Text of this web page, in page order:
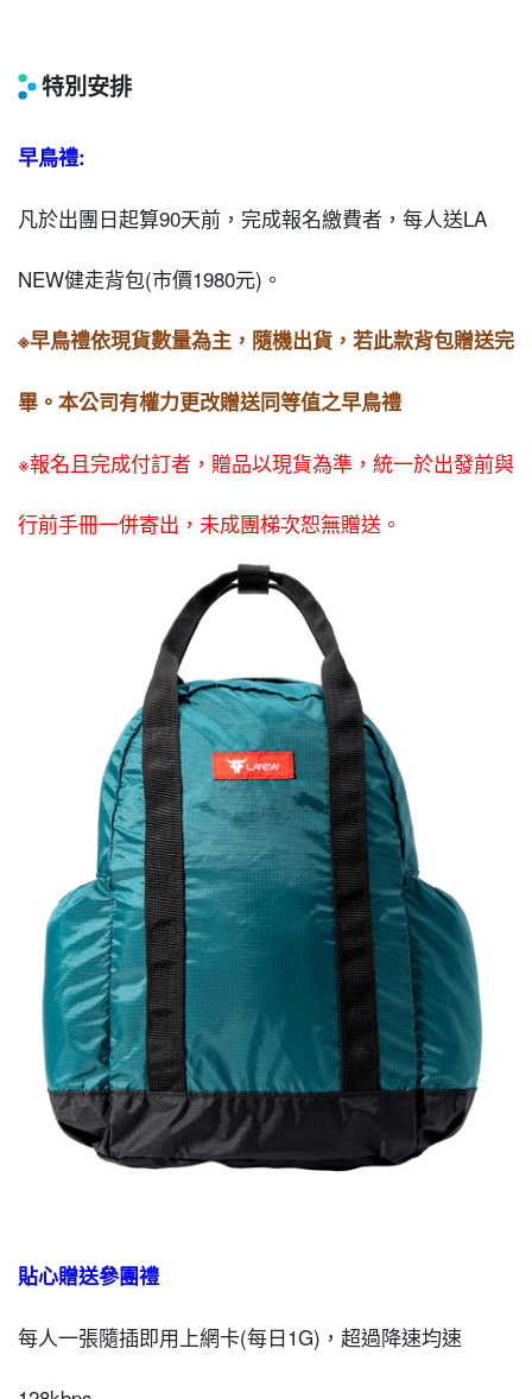
特別安排
早鳥禮:
凡於出團日起算90天前，完成報名繳費者，每人送LA
NEW健走背包(市價1980元)。
※早鳥禮依現貨數量為主，隨機出貨，若此款背包贈送完
畢。本公司有權力更改贈送同等值之早鳥禮
※報名且完成付訂者，贈品以現貨為準，統一於出發前與
行前手冊一併寄出，未成團梯次恕無贈送。
貼心贈送參團禮
每人一張隨插即用上網卡(每日1G)，超過降速均速